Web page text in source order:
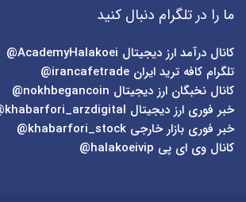
ما را در تلگرام دنبال کنید
کانال درآمد ارز دیجیتال AcademyHalakoei@
تلگرام کافه ترید ایران irancafetrade@
کانال نخبگان ارز دیجیتال nokhbegancoin@
خبر فوری ارز دیجیتال khabarfori_arzdigital@
خبر فوری بازار خارجی khabarfori_stock@
کانال وی ای پی halakoeivip@